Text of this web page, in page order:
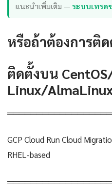
แนะนำเพิ่มเติม —ระบบเทรด
หรือถ้าต้องการติ
ติดตั้งบน
Linux/
GCP Cloud Run Cloud
RHEL-based